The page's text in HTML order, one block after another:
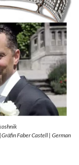
Faber Castell | German